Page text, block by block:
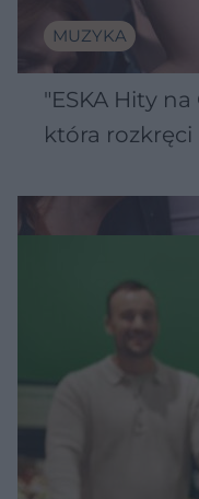
MUZYKA
"ESKA Hity na
która